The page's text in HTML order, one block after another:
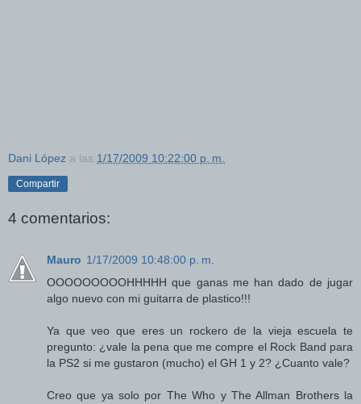
Dani López a las 1/17/2009 10:22:00 p. m.
Compartir
4 comentarios:
Mauro 1/17/2009 10:48:00 p. m.
OOOOOOOOOHHHHH que ganas me han dado de jugar
algo nuevo con mi guitarra de plastico!!!
Ya que veo que eres un rockero de la vieja escuela te
pregunto: ¿vale la pena que me compre el Rock Band para
la PS2 si me gustaron (mucho) el GH 1 y 2? ¿Cuanto vale?
Creo que ya solo por The Who y The Allman Brothers la